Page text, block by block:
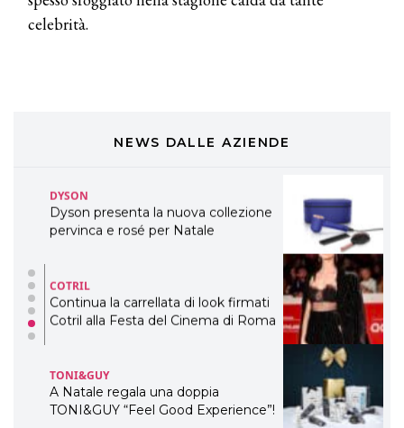
celebrità.
NEWS DALLE AZIENDE
Cosmprof Worldwide Bologna
presenta THE BEAUTY &
pervinca e rosé per Natale
COTRIL
Continua la carrellata di look firmati
Cotril alla Festa del Cinema di Roma
TONI&GUY
A Natale regala una doppia
TONI&GUY “Feel Good Experience”!
LABEL.M lancia la sua innovativa ed
eco-sostenibile linea di prodotti
professionali